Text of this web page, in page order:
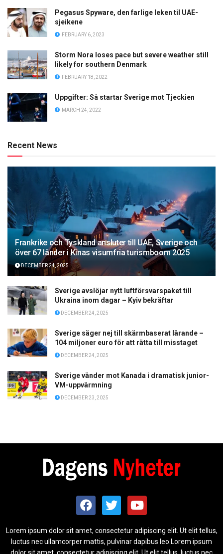
Pegasus Spyware, den farlige leken til UAE-
sjeikene
FEBRUARY 6, 2023
Storm Nora loses pace but severe weather still
likely for southern Denmark
FEBRUARY 18, 2022
Uppgifter: Så startar Sverige mot Tjeckien
MARCH 24, 2022
Recent News
Frankrike och Tyskland ansluter till UAE, Sverige och
över 67 länder i Kinas visumfria turismboom 2025
DECEMBER 24, 2025
Sverige avslöjar nytt luftförsvarspaket till
Ukraina inom dagar – Kyiv bekräftar
DECEMBER 24, 2025
Sverige säger nej till skärmbaserat lärande –
104 miljoner euro för att rätta till misstaget
DECEMBER 24, 2025
Sverige vänder mot Kanada i dramatisk junior-
VM-uppvärmning
DECEMBER 23, 2025
Lorem ipsum dolor sit amet, consectetur adipiscing elit. Ut elit tellus,
luctus nec ullamcorper mattis, pulvinar dapibus leo.Lorem ipsum
dolor sit amet, consectetur adipiscing elit. Ut elit tellus, luctus nec